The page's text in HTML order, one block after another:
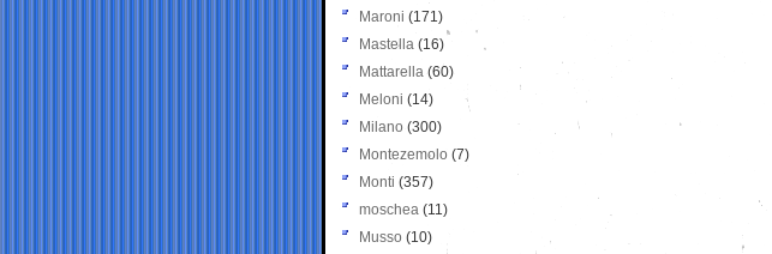
Maroni (171)
Mastella (16)
Mattarella (60)
Meloni (14)
Milano (300)
Montezemolo (7)
Monti (357)
moschea (11)
Musso (10)